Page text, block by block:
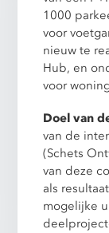
1000
voor
nieuw te
Hub, en
voor
Doel van
van de
(Schets
van deze
als
mogelijke